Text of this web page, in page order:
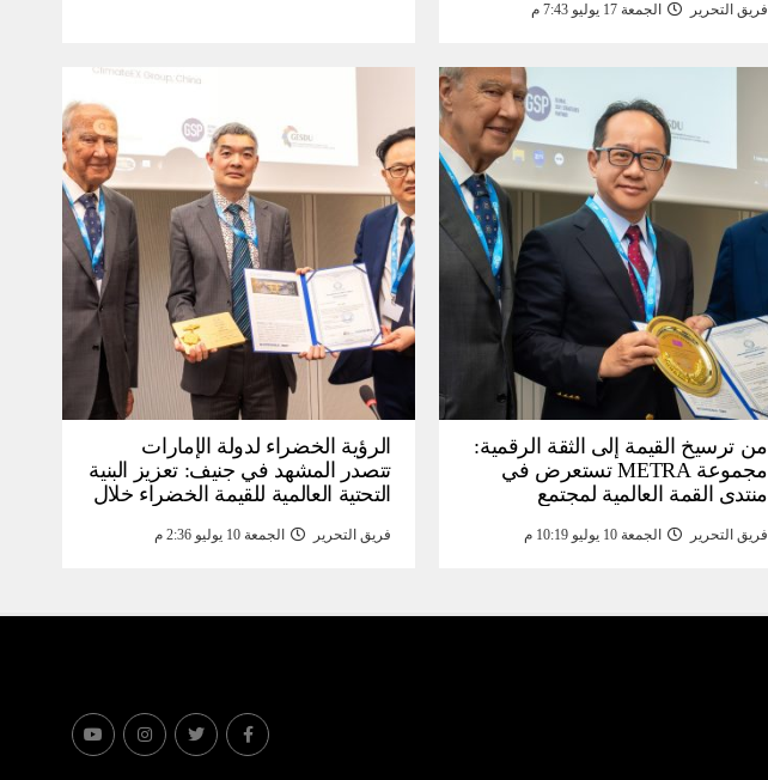
فريق التحرير الجمعة 17 يوليو 7:43 م
من ترسيخ القيمة إلى الثقة الرقمية:
مجموعة METRA تستعرض في
منتدى القمة العالمية لمجتمع
تحتية للأصول الرقمية المدعومة
فريق التحرير الجمعة 10 يوليو 10:19 م
الرؤية الخضراء لدولة الإمارات
تتصدر المشهد في جنيف: تعزيز البنية
التحتية العالمية للقيمة الخضراء خلال
المعلومات WSIS 2026 وقمة “الذكاء
فريق التحرير الجمعة 10 يوليو 2:36 م